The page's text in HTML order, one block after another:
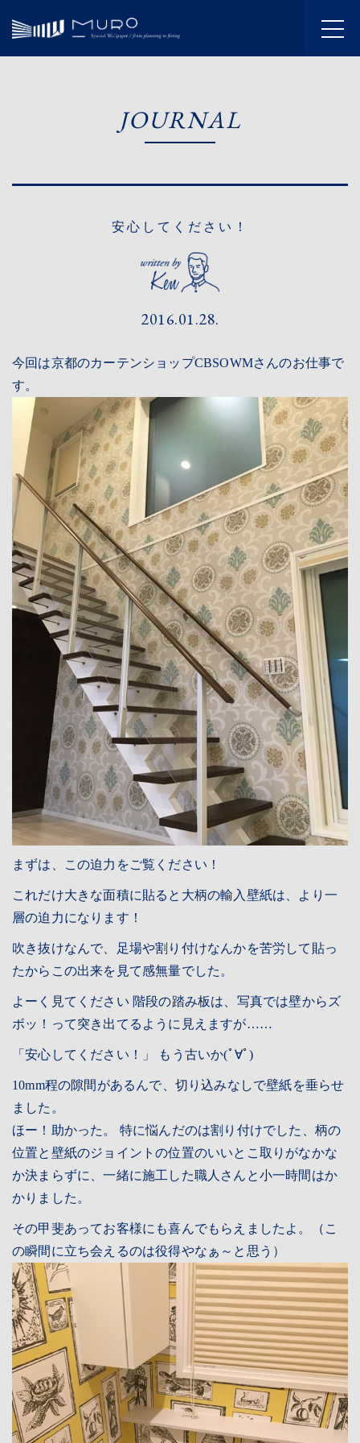
JOURNAL
安心してください！
2016.01.28.
今回は京都のカーテンショップCBSOWMさんのお仕事で
す。
まずは、この迫力をご覧ください！
これだけ大きな面積に貼ると大柄の輸入壁紙は、より一
層の迫力になります！
吹き抜けなんで、足場や割り付けなんかを苦労して貼っ
たからこの出来を見て感無量でした。
よーく見てください 階段の踏み板は、写真では壁からズ
ボッ！って突き出てるように見えますが……
「安心してください！」 もう古いか(ﾟ∀ﾟ)
10mm程の隙間があるんで、切り込みなしで壁紙を垂らせ
ました。
ほー！助かった。 特に悩んだのは割り付けでした、柄の
位置と壁紙のジョイントの位置のいいとこ取りがなかな
か決まらずに、一緒に施工した職人さんと小一時間はか
かりました。
その甲斐あってお客様にも喜んでもらえましたよ。（こ
の瞬間に立ち会えるのは役得やなぁ～と思う）
INFORMATION
SHOWROOM
CONTACT
RESERVATION
PRIVACY